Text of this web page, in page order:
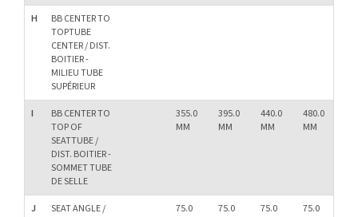
H
BB CENTER TO
TOPTUBE
CENTER / DIST.
BOITIER -
MILIEU TUBE
SUPÉRIEUR
I
BB CENTER TO
TOP OF
SEATTUBE /
DIST. BOITIER -
SOMMET TUBE
DE SELLE
355.0
MM
395.0
MM
440.0
MM
480.0
MM
J
SEAT ANGLE /
75.0
75.0
75.0
75.0